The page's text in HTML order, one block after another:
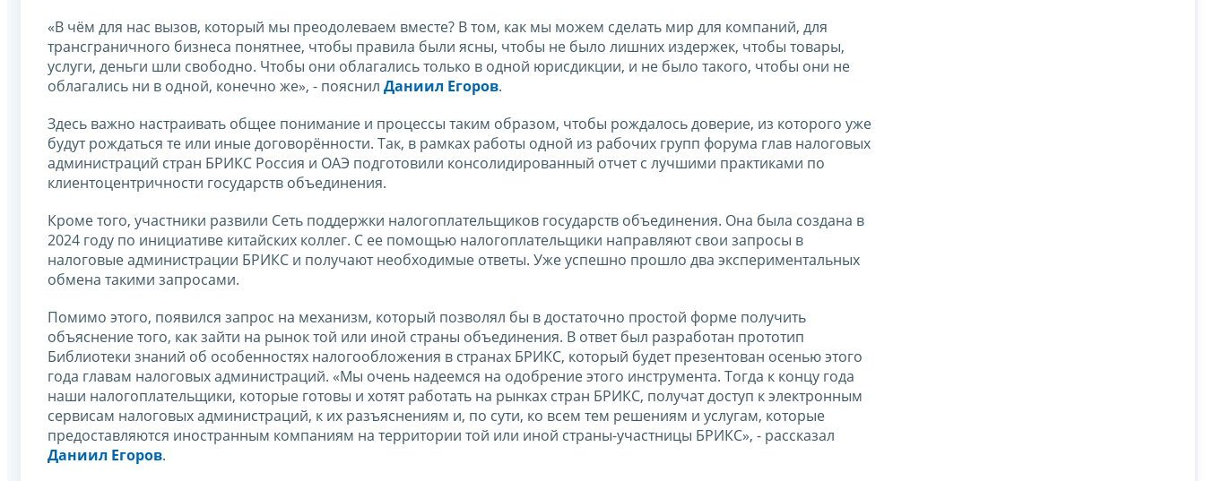
«В чём для нас вызов, который мы преодолеваем вместе? В том, как мы можем сделать мир для компаний, для
трансграничного бизнеса понятнее, чтобы правила были ясны, чтобы не было лишних издержек, чтобы товары,
услуги, деньги шли свободно. Чтобы они облагались только в одной юрисдикции, и не было такого, чтобы они не
облагались ни в одной, конечно же», - пояснил Даниил Егоров.
Здесь важно настраивать общее понимание и процессы таким образом, чтобы рождалось доверие, из которого уже
будут рождаться те или иные договорённости. Так, в рамках работы одной из рабочих групп форума глав налоговых
администраций стран БРИКС Россия и ОАЭ подготовили консолидированный отчет с лучшими практиками по
клиентоцентричности государств объединения.
Кроме того, участники развили Сеть поддержки налогоплательщиков государств объединения. Она была создана в
2024 году по инициативе китайских коллег. С ее помощью налогоплательщики направляют свои запросы в
налоговые администрации БРИКС и получают необходимые ответы. Уже успешно прошло два экспериментальных
обмена такими запросами.
Помимо этого, появился запрос на механизм, который позволял бы в достаточно простой форме получить
объяснение того, как зайти на рынок той или иной страны объединения. В ответ был разработан прототип
Библиотеки знаний об особенностях налогообложения в странах БРИКС, который будет презентован осенью этого
года главам налоговых администраций. «Мы очень надеемся на одобрение этого инструмента. Тогда к концу года
наши налогоплательщики, которые готовы и хотят работать на рынках стран БРИКС, получат доступ к электронным
сервисам налоговых администраций, к их разъяснениям и, по сути, ко всем тем решениям и услугам, которые
предоставляются иностранным компаниям на территории той или иной страны-участницы БРИКС», - рассказал
Даниил Егоров.